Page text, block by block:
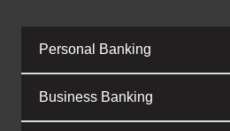
Personal Banking
Business Banking